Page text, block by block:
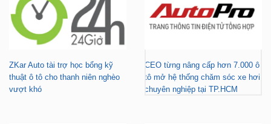
ZKar Auto tài trợ học bổng kỹ
thuật ô tô cho thanh niên nghèo
vượt khó
CEO từng nâng cấp hơn 7.000 ô
tô mở hệ thống chăm sóc xe hơi
chuyên nghiệp tại TP.HCM